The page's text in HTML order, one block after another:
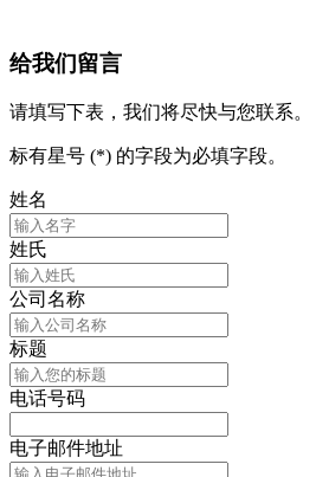
给我们留言
请填写下表，我们将尽快与您联系。
标有星号 (*) 的字段为必填字段。
姓名
姓氏
公司名称
标题
电话号码
电子邮件地址